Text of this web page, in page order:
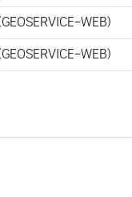
WEB)
WEB)